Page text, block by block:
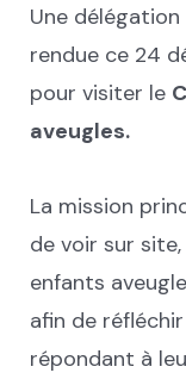
Une
rendue ce 24
pour visiter le
aveugles.
La mission
de voir sur
enfants
afin de
répondant à